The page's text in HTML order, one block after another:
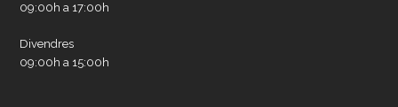
09:00h a 17:00h
Divendres
09:00h a 15:00h